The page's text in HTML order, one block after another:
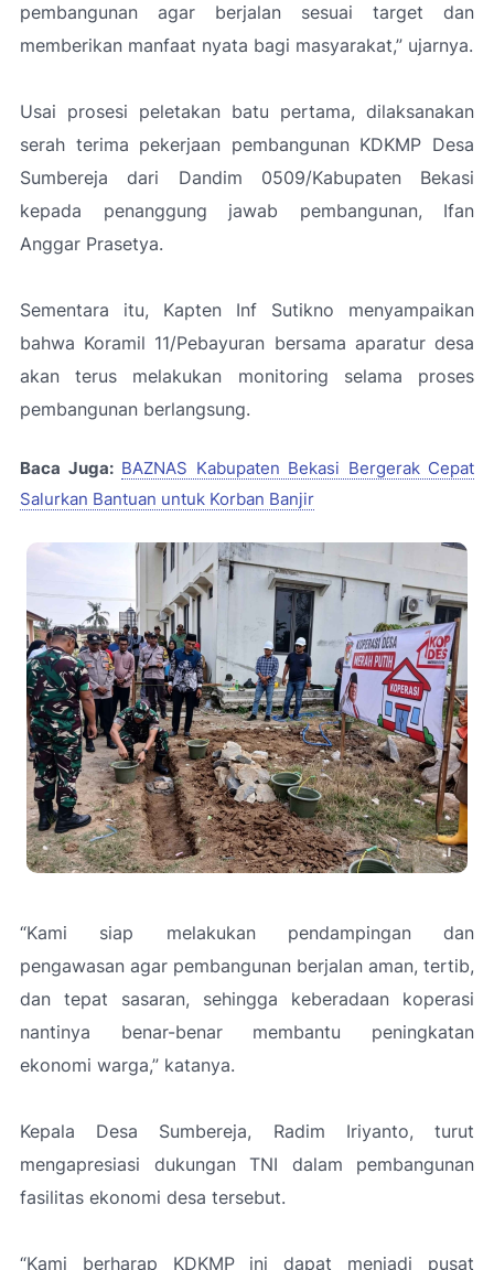
pembangunan agar berjalan sesuai target dan
memberikan manfaat nyata bagi masyarakat,” ujarnya.
Usai prosesi peletakan batu pertama, dilaksanakan
serah terima pekerjaan pembangunan KDKMP Desa
Sumbereja dari Dandim 0509/Kabupaten Bekasi
kepada penanggung jawab pembangunan, Ifan
Anggar Prasetya.
Sementara itu, Kapten Inf Sutikno menyampaikan
bahwa Koramil 11/Pebayuran bersama aparatur desa
akan terus melakukan monitoring selama proses
pembangunan berlangsung.
Baca Juga: BAZNAS Kabupaten Bekasi Bergerak Cepat
Salurkan Bantuan untuk Korban Banjir
“Kami siap melakukan pendampingan dan
pengawasan agar pembangunan berjalan aman, tertib,
dan tepat sasaran, sehingga keberadaan koperasi
nantinya benar-benar membantu peningkatan
ekonomi warga,” katanya.
Kepala Desa Sumbereja, Radim Iriyanto, turut
mengapresiasi dukungan TNI dalam pembangunan
fasilitas ekonomi desa tersebut.
“Kami berharap KDKMP ini dapat menjadi pusat